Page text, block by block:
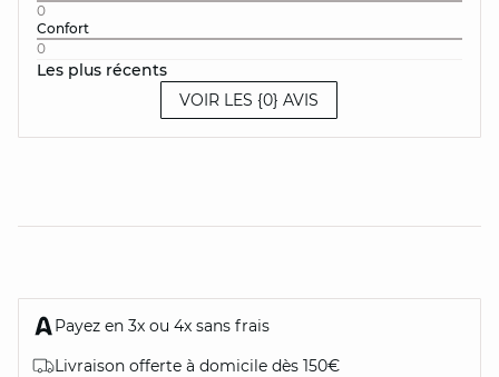
0
Confort
0
Les plus récents
VOIR LES {0} AVIS
Payez en 3x ou 4x sans frais
Livraison offerte à domicile dès 150€